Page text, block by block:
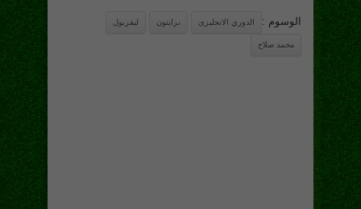
الوسوم : الدوري الانجليزى برايتون ليفربول
محمد صلاح